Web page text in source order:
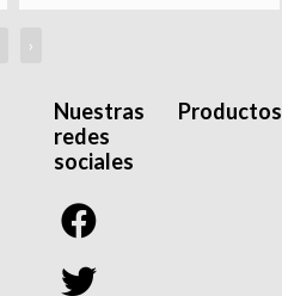
›
Nuestras
redes
sociales
Productos